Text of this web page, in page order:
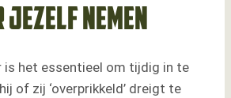
nemen
is het essentieel om tijdig in te
of zij ‘overprikkeld’ dreigt te